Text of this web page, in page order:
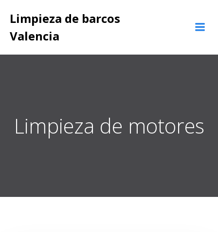
al
Limpieza de barcos
Valencia
Limpieza de motores